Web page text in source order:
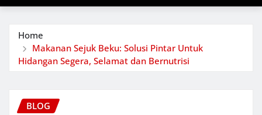
Home
Makanan Sejuk Beku: Solusi Pintar Untuk
Hidangan Segera, Selamat dan Bernutrisi
BLOG